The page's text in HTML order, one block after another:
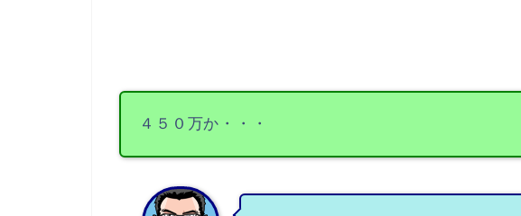
４５０万か・・・